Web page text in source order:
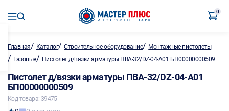
0
Главная/ Каталог/Строительное оборудование/ Монтажные пистолеты
/ Газовые/ Пистолет д/вязки арматуры ПВА-32/DZ-04-A01 БП00000000509
Пистолет д/вязки арматуры ПВА-32/DZ-04-A01
БП00000000509
Код товара: 39475